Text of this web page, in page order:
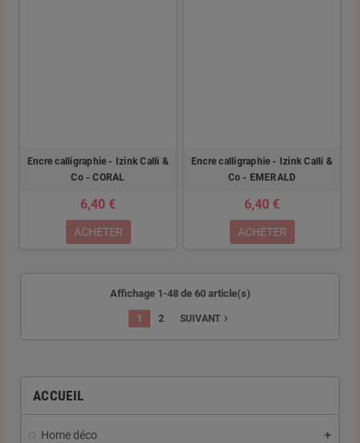
ACCUEIL
Home déco
Encre calligraphie - Izink Calli &
Co - CORAL
6,40 €
ACHETER
Encre calligraphie - Izink Calli &
Co - EMERALD
6,40 €
ACHETER
Affichage 1-48 de 60 article(s)
1 2 SUIVANT navigate_next